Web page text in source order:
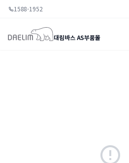
1588-1952
대림바스 AS부품몰